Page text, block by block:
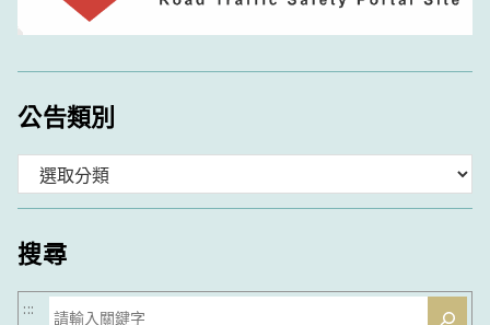
公告類別
類
搜尋
搜
:::